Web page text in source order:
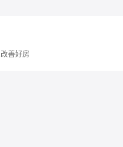
改善好房